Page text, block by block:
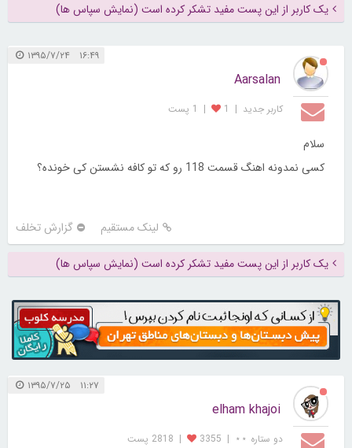
یک کاربر از این پست مفید تشکر کرده است (نمایش سپاس ها)
۱۶:۴۹ ۱۳۹۵/۷/۲۴
Aarsalan
کاربر جديد |
1
| 1 پست
سلام
کسی نمدونه اهنگ قسمت 118 رو که تو کافه نشستن کی خونده؟
لینک مستقیم گزارش تخلف
یک کاربر از این پست مفید تشکر کرده است (نمایش سپاس ها)
۱۱:۲۷ ۱۳۹۵/۷/۲۵
elham khajoi
دو ستاره ⋆⋆ |
3355
| 2818 پست